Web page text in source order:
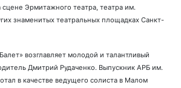
сцене Эрмитажного театра, театра им.
знаменитых театральных площадках Санкт-
возглавляет молодой и талантливый
Дмитрий Рудаченко. Выпускник АРБ им.
в качестве ведущего солиста в Малом